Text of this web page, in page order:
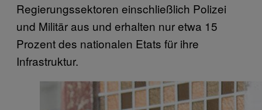
Regierungssektoren einschließlich Polizei
und Militär aus und erhalten nur etwa 15
Prozent des nationalen Etats für ihre
Infrastruktur.